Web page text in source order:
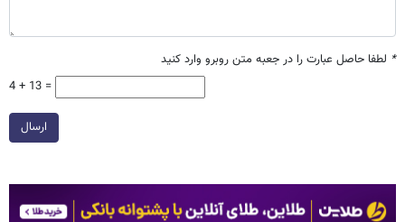
* لطفا حاصل عبارت را در جعبه متن روبرو وارد کنید
4 + 13 =
ارسال